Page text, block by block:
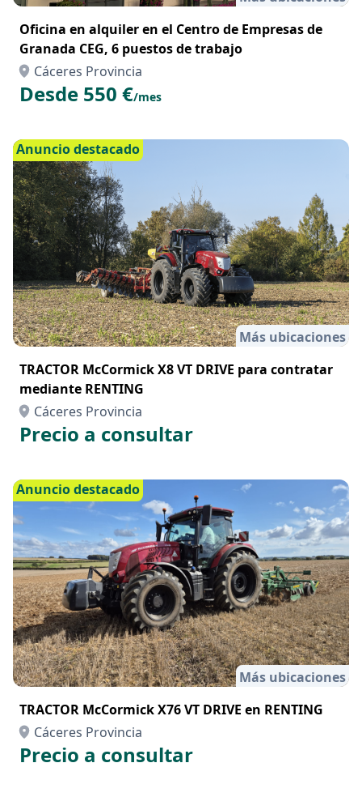
Oficina en alquiler en el Centro de Empresas de
Granada CEG, 6 puestos de trabajo
Cáceres Provincia
Desde 550 €/mes
Anuncio destacado
Más ubicaciones
TRACTOR McCormick X8 VT DRIVE para contratar
mediante RENTING
Cáceres Provincia
Precio a consultar
Anuncio destacado
Más ubicaciones
TRACTOR McCormick X76 VT DRIVE en RENTING
Cáceres Provincia
Precio a consultar